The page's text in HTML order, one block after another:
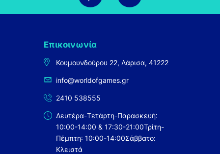
Επικοινωνία
Κουμουνδούρου 22, Λάρισα, 41222
info@worldofgames.gr
2410 538555
Δευτέρα-Τετάρτη-Παρασκευή:
10:00-14:00 & 17:30-21:00Τρίτη-
Πέμπτη: 10:00-14:00Σάββατο:
Κλειστά